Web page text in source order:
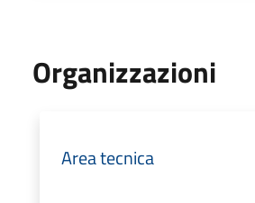
Organizzazioni
Area tecnica